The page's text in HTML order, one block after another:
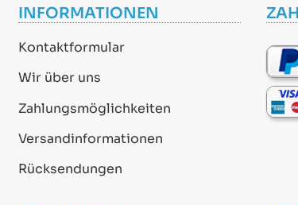
INFORMATIONEN
Kontaktformular
Wir über uns
Zahlungsmöglichkeiten
Versandinformationen
Rücksendungen